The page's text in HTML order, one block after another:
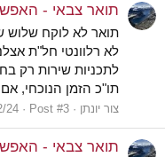
תואר צבאי -
תואר לא לוקח שלוש
לא רלוונטי חל"ת
לתכניות שירות רק
תו"כ הזמן הנוכחי,
צור יונתן Post #3
24
תואר צבאי -